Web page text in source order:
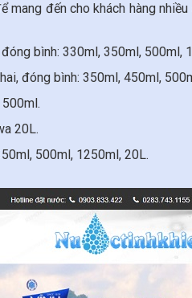
mang đến cho khách hàng
bình: 330ml, 350ml, 500ml,
đóng bình: 350ml, 450ml,
20L.
500ml, 1250ml, 20L.